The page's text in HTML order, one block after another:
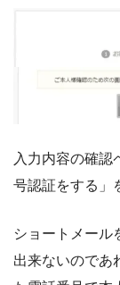
入力内容の確認
号認証をする」
ショートメール
出来ないのであ